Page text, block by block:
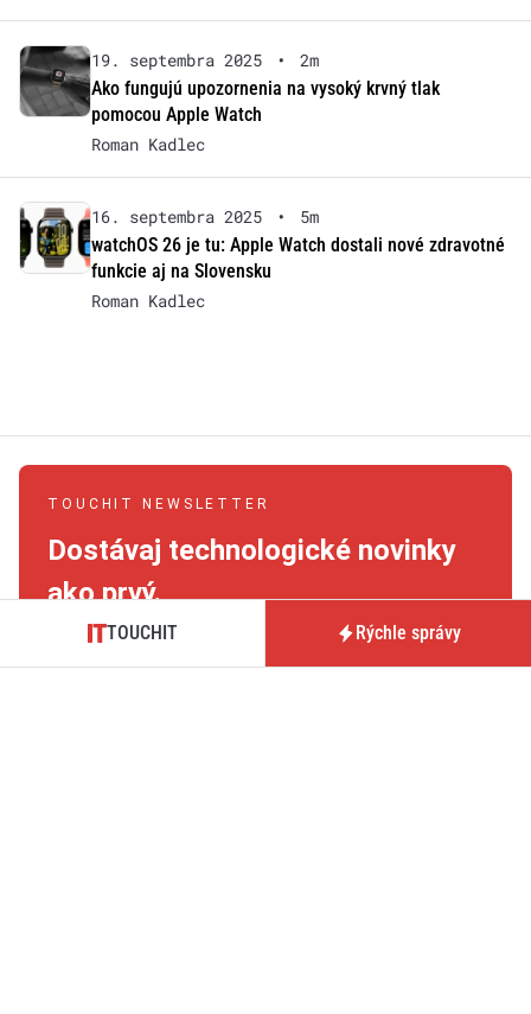
19. septembra 2025 •
2m
Ako fungujú upozornenia na vysoký krvný tlak
pomocou Apple Watch
Roman Kadlec
16. septembra 2025 •
5m
watchOS 26 je tu: Apple Watch dostali nové zdravotné
funkcie aj na Slovensku
Roman Kadlec
TOUCHIT NEWSLETTER
Dostávaj technologické novinky
ako prvý.
TOUCHIT Rýchle správy